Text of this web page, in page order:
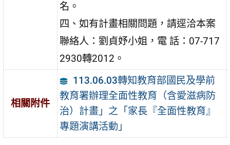
名。
四、如有計畫相關問題，請逕洽本案
聯絡人：劉貞妤小姐，電 話：07-717
2930轉2012。
相關附件
113.06.03轉知教育部國民及學前
教育署辦理全面性教育（含愛滋病防
治）計畫」之「家長『全面性教育』
專題演講活動」